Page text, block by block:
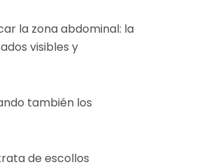
la zona abdominal: la
visibles y
también los
de escollos